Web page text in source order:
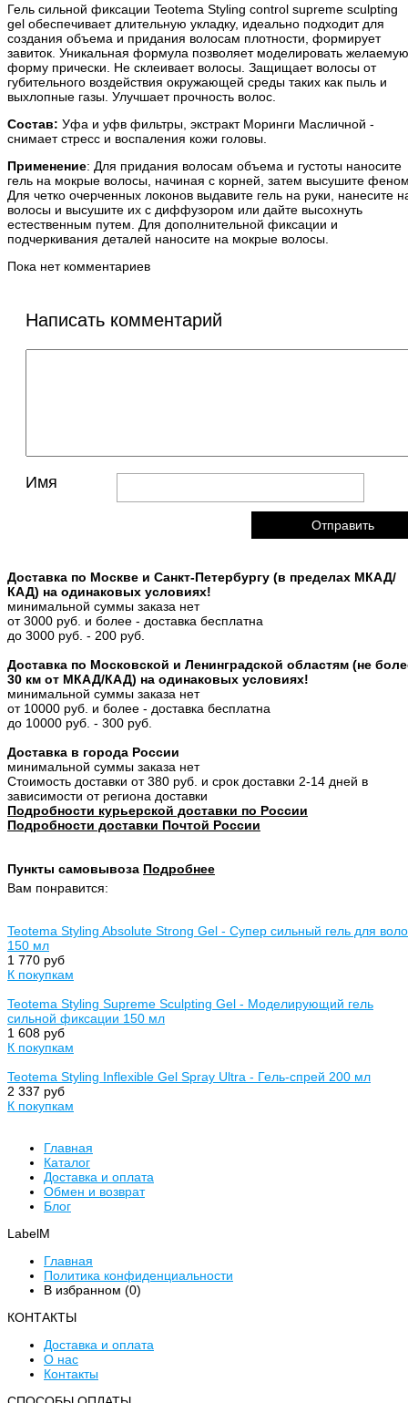
Гель сильной фиксации Teotema Styling control supreme sculpting
gel обеспечивает длительную укладку, идеально подходит для
создания объема и придания волосам плотности, формирует
завиток. Уникальная формула позволяет моделировать желаемую
форму прически. Не склеивает волосы. Защищает волосы от
губительного воздействия окружающей среды таких как пыль и
выхлопные газы. Улучшает прочность волос.
Состав: Уфа и уфв фильтры, экстракт Моринги Масличной -
снимает стресс и воспаления кожи головы.
Применение: Для придания волосам объема и густоты наносите
гель на мокрые волосы, начиная с корней, затем высушите
Для четко очерченных локонов выдавите гель на руки, нанесите
волосы и высушите их с диффузором или дайте высохнуть
естественным путем. Для дополнительной фиксации и
подчеркивания деталей наносите на мокрые волосы.
Пока нет комментариев
Написать комментарий
Имя
Доставка по Москве и Санкт-Петербургу (в пределах МКАД/
КАД) на одинаковых условиях!
минимальной суммы заказа нет
от 3000 руб. и более - доставка бесплатна
до 3000 руб. - 200 руб.
Доставка по Московской и Ленинградской областям (не
30 км от МКАД/КАД) на одинаковых условиях!
минимальной суммы заказа нет
от 10000 руб. и более - доставка бесплатна
до 10000 руб. - 300 руб.
Доставка в города России
минимальной суммы заказа нет
Стоимость доставки от 380 руб. и срок доставки 2-14 дней в
зависимости от региона доставки
Подробности курьерской доставки по России
Подробности доставки Почтой России
Пункты самовывоза Подробнее
Вам понравится:
Teotema Styling Absolute Strong Gel - Супер сильный гель для
150 мл
1 770 руб
К покупкам
Teotema Styling Supreme Sculpting Gel - Моделирующий гель
сильной фиксации 150 мл
1 608 руб
К покупкам
Teotema Styling Inflexible Gel Spray Ultra - Гель-спрей 200 мл
2 337 руб
К покупкам
Главная
Каталог
Доставка и оплата
Обмен и возврат
Блог
LabelM
Главная
Политика конфиденциальности
В избранном (0)
КОНТАКТЫ
Доставка и оплата
О нас
Контакты